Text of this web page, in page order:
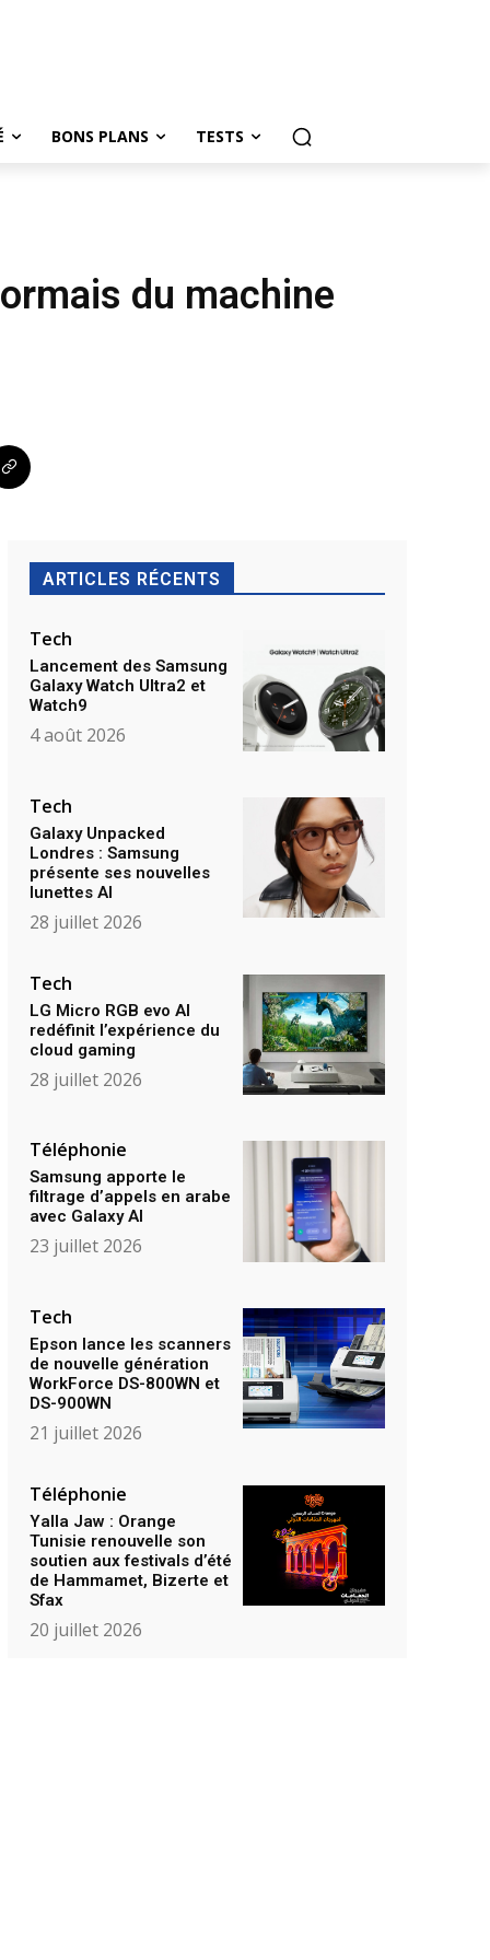
BONS PLANS TESTS
du machine
ARTICLES RÉCENTS
Tech
Lancement des Samsung
Galaxy Watch Ultra2 et
Watch9
4 août 2026
Tech
Galaxy Unpacked
Londres : Samsung
présente ses nouvelles
lunettes AI
28 juillet 2026
Tech
LG Micro RGB evo AI
redéfinit l’expérience du
cloud gaming
28 juillet 2026
Téléphonie
Samsung apporte le
filtrage d’appels en arabe
avec Galaxy AI
23 juillet 2026
Tech
Epson lance les scanners
de nouvelle génération
WorkForce DS-800WN et
DS-900WN
21 juillet 2026
Téléphonie
Yalla Jaw : Orange
Tunisie renouvelle son
soutien aux festivals d’été
de Hammamet, Bizerte et
Sfax
20 juillet 2026